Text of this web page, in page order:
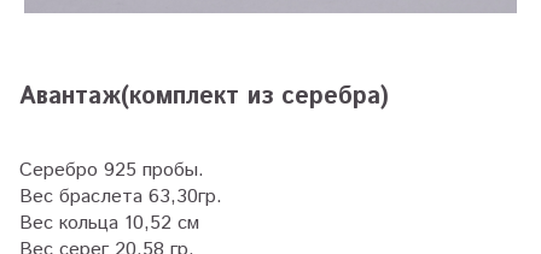
Авантаж(комплект из серебра)
Серебро 925 пробы.
Вес браслета 63,30гр.
Вес кольца 10,52 см